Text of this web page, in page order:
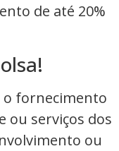
de até 20%
o fornecimento
ou serviços dos
ou